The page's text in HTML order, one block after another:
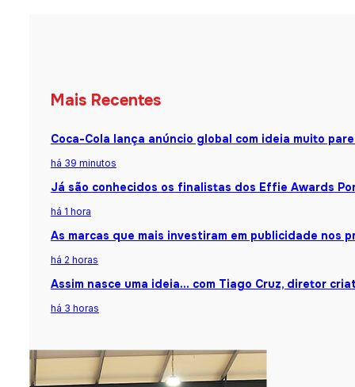
Mais Recentes
Coca-Cola lança anúncio global com ideia muito
há 39 minutos
Já são conhecidos os finalistas dos Effie Awards
há 1 hora
As marcas que mais investiram em publicidade nos
há 2 horas
Assim nasce uma ideia… com Tiago Cruz, diretor
há 3 horas